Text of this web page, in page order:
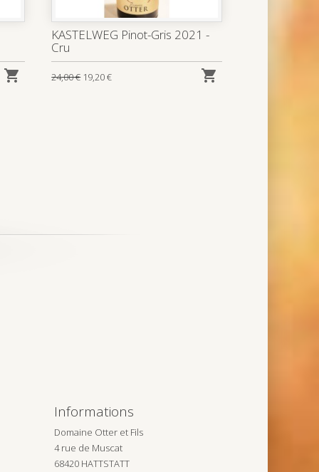

KASTELWEG Pinot-Gris 2021 -
Cru
24,00 € 19,20 € 
Informations
Domaine Otter et Fils
4 rue de Muscat
68420 HATTSTATT